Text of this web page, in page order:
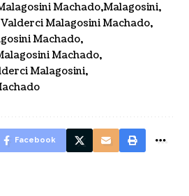
Machado Malagosini
Malagosini Machado
Machado
Machado
Malagosini
Facebook